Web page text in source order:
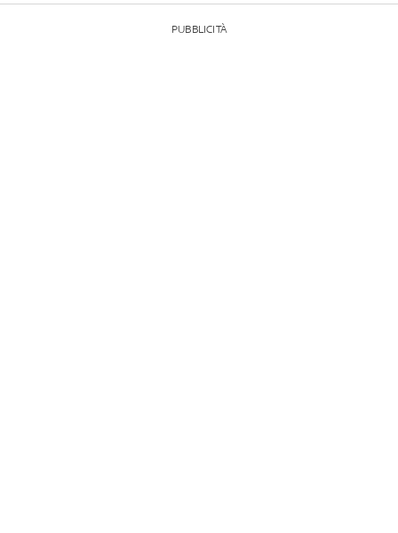
PUBBLICITÀ